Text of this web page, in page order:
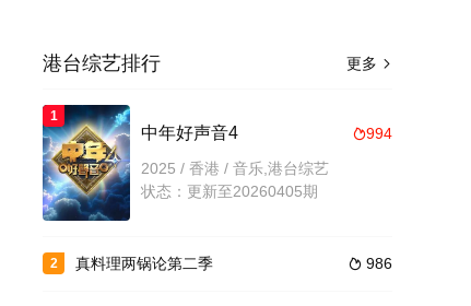
更多 
港台综艺排行
1
994
中年好声音4
2025 / 香港 / 音乐,港台综艺
状态：更新至20260405期
2  986
真料理两锅论第二季